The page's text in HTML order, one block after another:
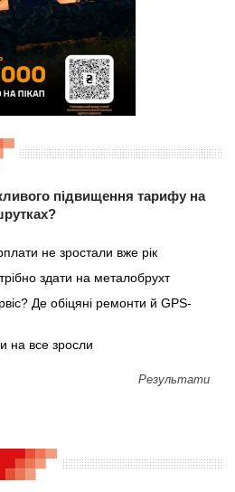
підвищення тарифу на
не зростали вже рік
здати на металобрухт
Де обіцяні ремонти й GPS-
на все зросли
Результати